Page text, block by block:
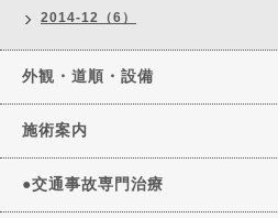
2014-12（6）
外観・道順・設備
施術案内
●交通事故専門治療